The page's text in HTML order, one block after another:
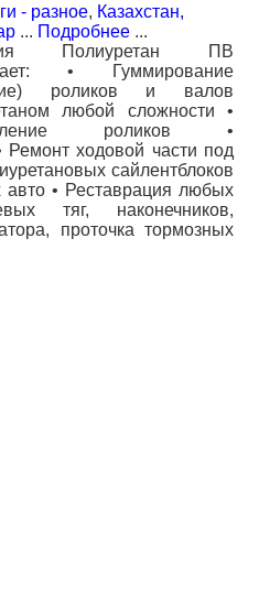
- разное, Казахстан,
... Подробнее ...
Полиуретан ПВ
• Гуммирование
роликов и валов
любой сложности •
роликов •
Ремонт ходовой части под
сайлентблоков
авто • Реставрация любых
тяг, наконечников,
проточка тормозных